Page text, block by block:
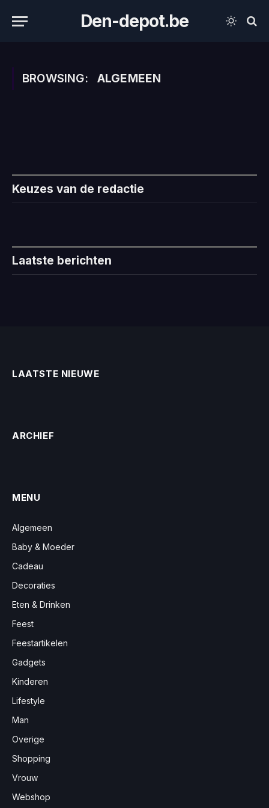
Den-depot.be
BROWSING: ALGEMEEN
Keuzes van de redactie
Laatste berichten
LAATSTE NIEUWE
ARCHIEF
MENU
Algemeen
Baby & Moeder
Cadeau
Decoraties
Eten & Drinken
Feest
Feestartikelen
Gadgets
Kinderen
Lifestyle
Man
Overige
Shopping
Vrouw
Webshop